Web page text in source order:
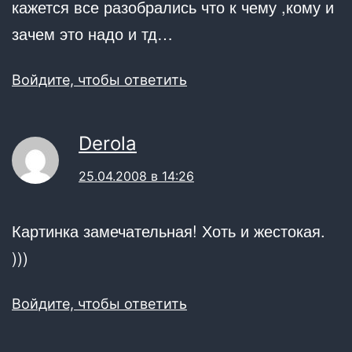
кажется все разобрались что к чему ,кому и
зачем это надо и тд…
Войдите, чтобы ответить
Derola
25.04.2008 в 14:26
Картинка замечательная! Хоть и жестокая.
)))
Войдите, чтобы ответить